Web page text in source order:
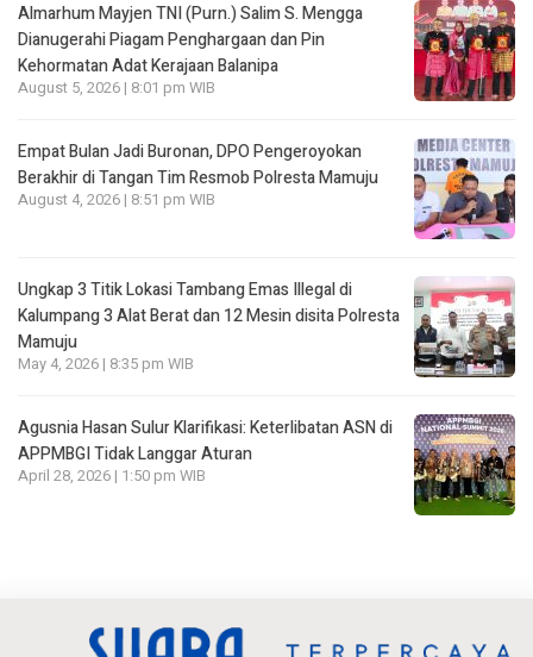
Almarhum Mayjen TNI (Purn.) Salim S. Mengga
Dianugerahi Piagam Penghargaan dan Pin
Kehormatan Adat Kerajaan Balanipa
August 5, 2026 | 8:01 pm WIB
Empat Bulan Jadi Buronan, DPO Pengeroyokan
Berakhir di Tangan Tim Resmob Polresta Mamuju
August 4, 2026 | 8:51 pm WIB
Ungkap 3 Titik Lokasi Tambang Emas Illegal di
Kalumpang 3 Alat Berat dan 12 Mesin disita Polresta
Mamuju
May 4, 2026 | 8:35 pm WIB
Agusnia Hasan Sulur Klarifikasi: Keterlibatan ASN di
APPMBGI Tidak Langgar Aturan
April 28, 2026 | 1:50 pm WIB